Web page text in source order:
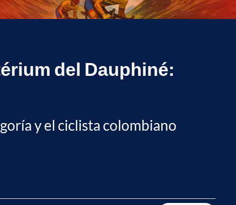
del Dauphiné:
y el ciclista colombiano